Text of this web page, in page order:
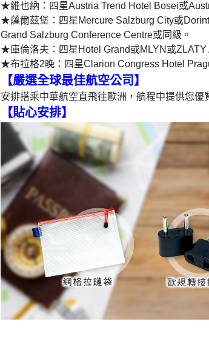
★維也納：四星Austria Trend Hotel Bosei或
★薩爾茲堡：四星Mercure Salzburg City或
Grand Salzburg Conference Centre或同級。
★庫倫洛夫：四星Hotel Grand或MLYN或ZLATY
★布拉格2晚：四星Clarion Congress Hotel
【嚴選全球最佳航空公司 】
安排搭乘中華航空直飛往歐洲，航程中提供您
【貼心安排】